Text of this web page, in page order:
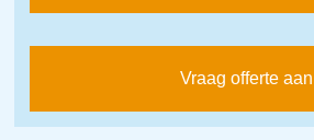
Vraag offerte aan